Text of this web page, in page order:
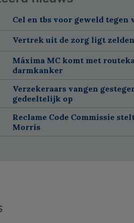
Cel en tbs voor geweld
Vertrek uit de zorg ligt
Máxima MC komt met
darmkanker
Verzekeraars vangen
gedeeltelijk op
Reclame Code Commissie
Morris